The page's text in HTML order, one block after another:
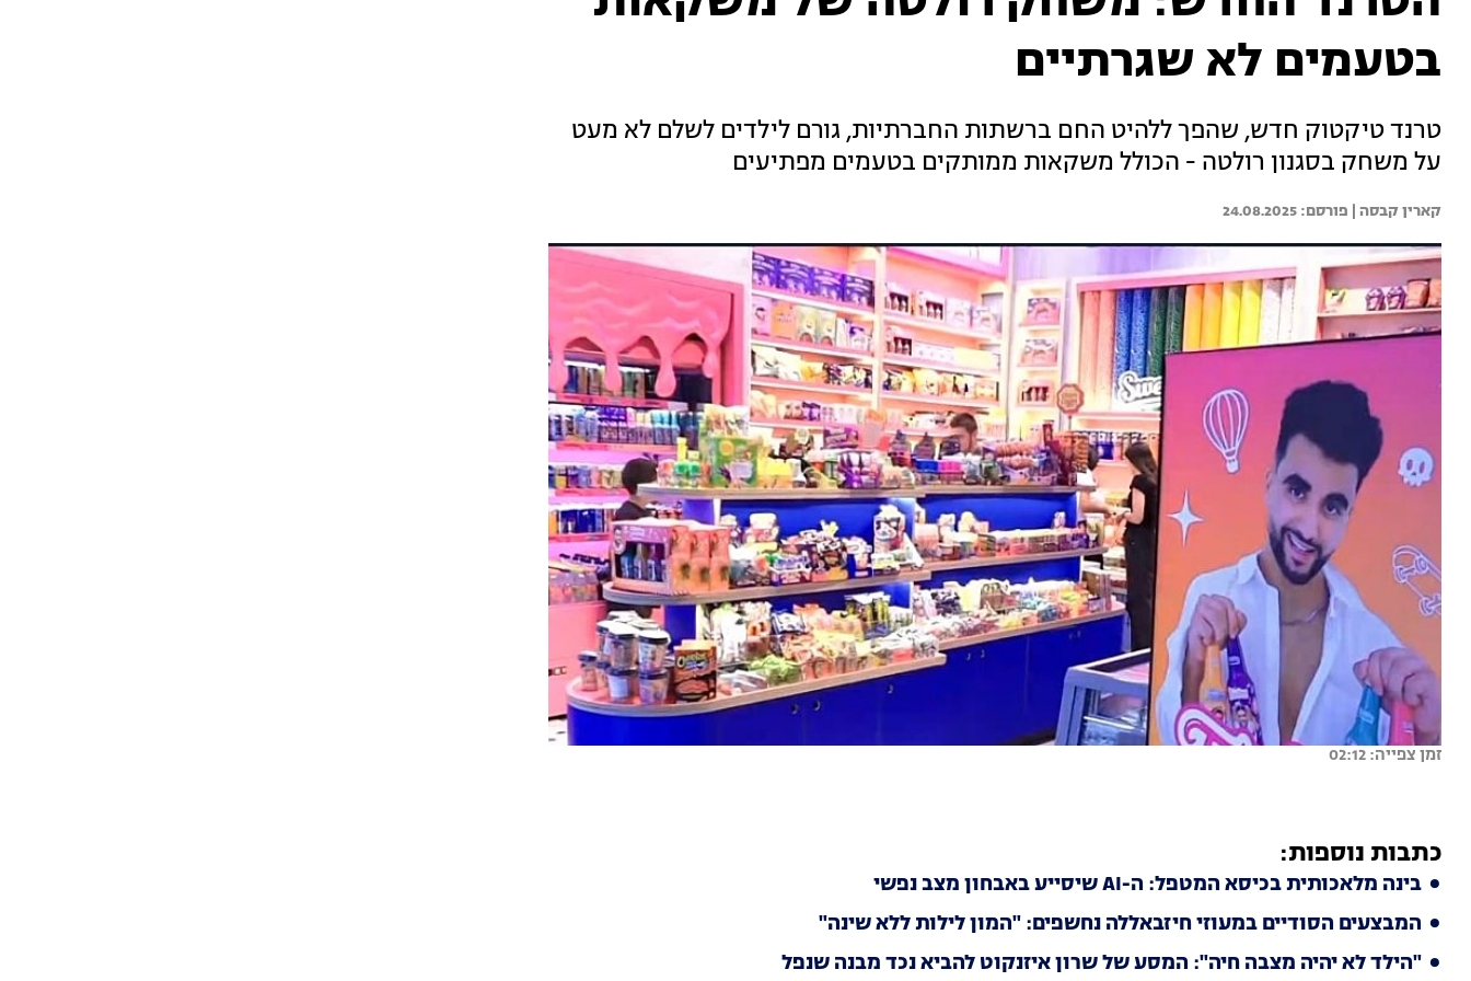
בטעמים לא שגרתיים
טרנד טיקטוק חדש, שהפך ללהיט החם ברשתות החברתיות, גורם לילדים לשלם לא מעט
על משחק בסגנון רולטה - הכולל משקאות ממותקים בטעמים מפתיעים
קארין קבסה | 24.08.2025
זמן צפייה: 02:12
כתבות נוספות:
בינה מלאכותית בכיסא המטפל: ה-AI שיסייע באבחון מצב נפשי
המבצעים הסודיים במעוזי חיזבאללה נחשפים: "המון לילות ללא שינה"
"הילד לא יהיה מצבה חיה": המסע של שרון איזנקוט להביא נכד מבנה שנפל